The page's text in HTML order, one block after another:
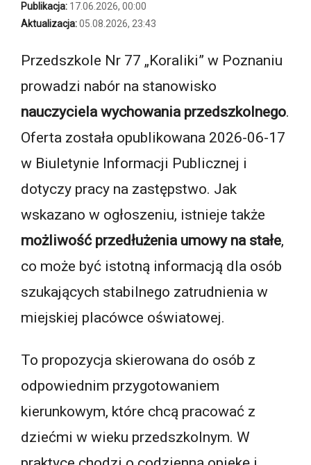
Publikacja: 17.06.2026, 00:00
Aktualizacja:05.08.2026, 23:43
Przedszkole Nr 77 „Koraliki” w Poznaniu
prowadzi nabór na stanowisko
nauczyciela wychowania przedszkolnego.
Oferta została opublikowana 2026-06-17
w Biuletynie Informacji Publicznej i
dotyczy pracy na zastępstwo. Jak
wskazano w ogłoszeniu, istnieje także
możliwość przedłużenia umowy na stałe,
co może być istotną informacją dla osób
szukających stabilnego zatrudnienia w
miejskiej placówce oświatowej.
To propozycja skierowana do osób z
odpowiednim przygotowaniem
kierunkowym, które chcą pracować z
dziećmi w wieku przedszkolnym. W